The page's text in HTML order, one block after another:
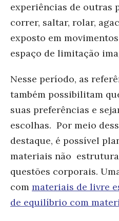
experiências de outras
correr, saltar, rolar,
exposto em
espaço de limitação
Nesse período, as
também possibilitam
suas preferências e
escolhas. Por meio
destaque, é possível
materiais não
questões corporais.
com materiais de livre
de equilíbrio com